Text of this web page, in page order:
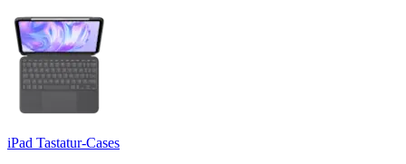
iPad Tastatur-Cases